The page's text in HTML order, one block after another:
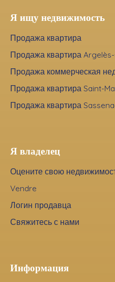
Я ищу недвижимость
Продажа квартира
Продажа квартира
Продажа коммерческая
Продажа квартира Saint-
Продажа квартира
Я владелец
Оцените свою
Vendre
Логин продавца
Свяжитесь с нами
Информация